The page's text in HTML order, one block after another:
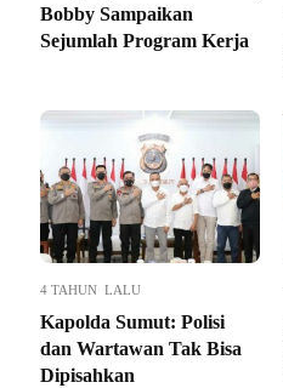
Bobby Sampaikan
Sejumlah Program Kerja
4 TAHUN LALU
Kapolda Sumut: Polisi
dan Wartawan Tak Bisa
Dipisahkan